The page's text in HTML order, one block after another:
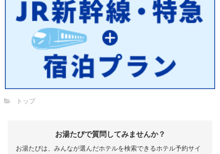
トップ
お湯たびで質問してみませんか？
お湯たびは、みんなが選んだホテルを検索できるホテル予約サイ